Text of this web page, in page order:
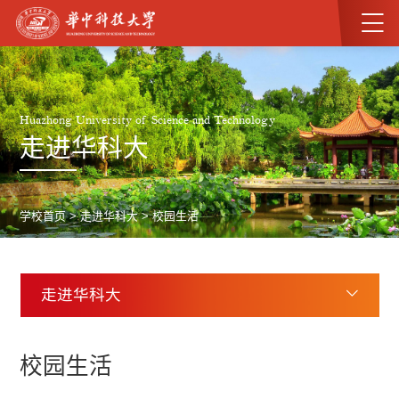
Huazhong University of Science and Technology
走进华科大
学校首页>走进华科大>校园生活
走进华科大
校园生活